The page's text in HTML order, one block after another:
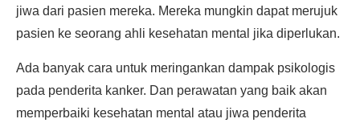
jiwa dari pasien mereka. Mereka mungkin dapat merujuk
pasien ke seorang ahli kesehatan mental jika diperlukan.
Ada banyak cara untuk meringankan dampak psikologis
pada penderita kanker. Dan perawatan yang baik akan
memperbaiki kesehatan mental atau jiwa penderita